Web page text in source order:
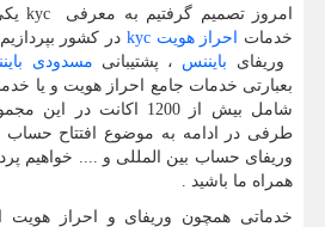
امروز تصمیم گرفتیم به معرفی
kyc
خدمات احراز هویتkyc در کشور
وریفای بایننس ، پشتیبانی مسدودی
بعبارتی خدمات جامع احراز هویت و یا
شامل بیش از 1200 اکانت
طرفی در ادامه به موضوع افتتاح حساب
وریفای حساب بین المللی و .... خواهیم
همراه ما باشید .
خدماتی همچون وریفای و احراز هویت